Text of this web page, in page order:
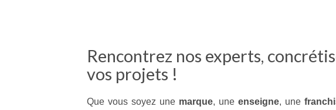
Rencontrez nos experts,
vos projets !
Que vous soyez une marque, une enseigne, une